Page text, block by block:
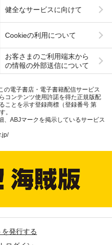
健全なサービスに向けて
Cookieの利用について
お客さまのご利用端末から
の情報の外部送信について
の電子書店・電子書籍配信サービス
コンテンツ使用許諾を得た正規版配
ことを示す登録商標（登録番号 第
。
、ABJマークを掲示しているサービス
発行する